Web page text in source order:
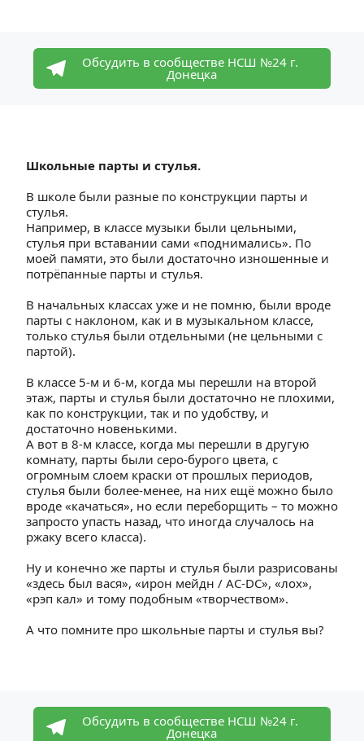
Обсудить в сообществе НСШ №24 г.
Донецка
Школьные парты и стулья.
В школе были разные по конструкции парты и
стулья.
Например, в классе музыки были цельными,
стулья при вставании сами «поднимались». По
моей памяти, это были достаточно изношенные и
потрёпанные парты и стулья.
В начальных классах уже и не помню, были вроде
парты с наклоном, как и в музыкальном классе,
только стулья были отдельными (не цельными с
партой).
В классе 5-м и 6-м, когда мы перешли на второй
этаж, парты и стулья были достаточно не плохими,
как по конструкции, так и по удобству, и
достаточно новенькими.
А вот в 8-м классе, когда мы перешли в другую
комнату, парты были серо-бурого цвета, с
огромным слоем краски от прошлых периодов,
стулья были более-менее, на них ещё можно было
вроде «качаться», но если переборщить – то можно
запросто упасть назад, что иногда случалось на
ржаку всего класса).
Ну и конечно же парты и стулья были разрисованы
«здесь был вася», «ирон мейдн / AC-DC», «лох»,
«рэп кал» и тому подобным «творчеством».
А что помните про школьные парты и стулья вы?
Обсудить в сообществе НСШ №24 г.
Донецка